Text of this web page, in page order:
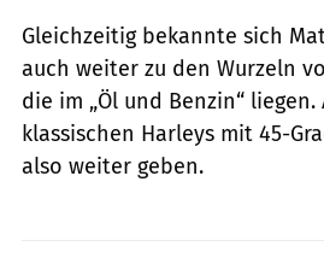
Gleichzeitig bekannte sich
auch weiter zu den Wurzeln
die im „Öl und Benzin“ liegen.
klassischen Harleys mit 45-
also weiter geben.